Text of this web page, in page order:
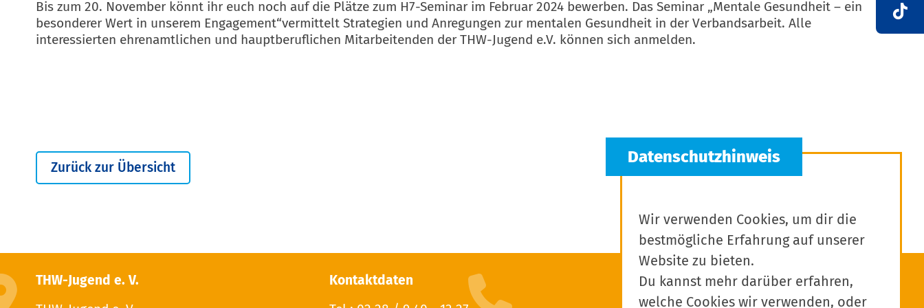
Bis zum 20. November könnt ihr euch noch auf die Plätze zum H7-Seminar im Februar 2024 bewerben. Das Seminar „Mentale Gesundheit – ein
besonderer Wert in unserem Engagement“vermittelt Strategien und Anregungen zur mentalen Gesundheit in der Verbandsarbeit. Alle
interessierten ehrenamtlichen und hauptberuflichen Mitarbeitenden der THW-Jugend e.V. können sich anmelden.
Zurück zur Übersicht
THW-Jugend e. V.
Kontaktdaten
Wir verwenden Cookies, um dir die
bestmögliche Erfahrung auf unserer
Website zu bieten.
Du kannst mehr darüber erfahren,
welche Cookies wir verwenden, oder